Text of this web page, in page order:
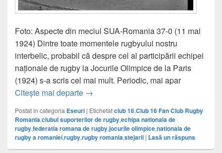
Foto: Aspecte din meciul SUA-Romania 37-0 (11 mai
1924) Dintre toate momentele rugbyului nostru
interbelic, probabil că despre cel al participării echipei
naționale de rugby la Jocurile Olimpice de la Paris
(1924) s-a scris cel mai mult. Periodic, mai apar
Citește mai departe Ce ar mai fi de zis despre
→
Postat în categoria Eseuri | Etichetatclub 16,Club 16 Fan Club Rugby
Romania,clubul suporterilor de rugby,echipa nationala de
rugby,federatia romana de rugby,jocurile olimpice,nationala de
rugby a romaniei,rugby,rugby romania,stejarii | Lasă un răspuns